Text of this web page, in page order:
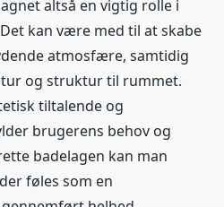
altså en vigtig rolle i
kan være med til at skabe
atmosfære, samtidig
og struktur til rummet.
tiltalende og
brugerens behov og
badelagen kan man
føles som en